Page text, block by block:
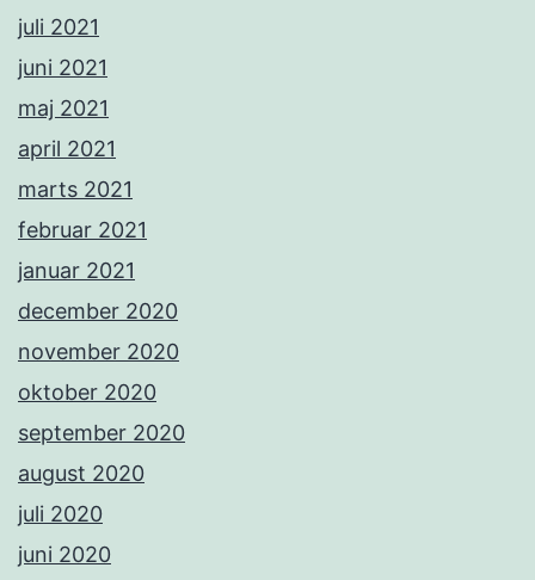
juli 2021
juni 2021
maj 2021
april 2021
marts 2021
februar 2021
januar 2021
december 2020
november 2020
oktober 2020
september 2020
august 2020
juli 2020
juni 2020